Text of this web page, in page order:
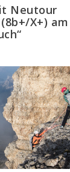
Neutour
X+) am